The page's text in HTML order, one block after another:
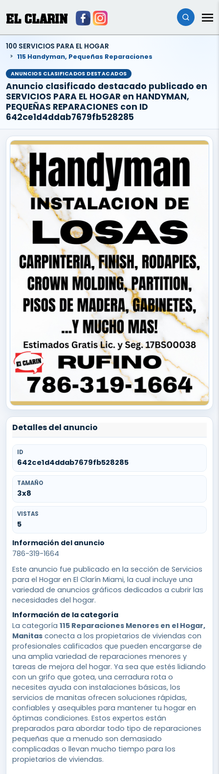
EL CLARIN
100 SERVICIOS PARA EL HOGAR
115 Handyman, Pequeñas Reparaciones
ANUNCIOS CLASIFICADOS DESTACADOS
Anuncio clasificado destacado publicado en
SERVICIOS PARA EL HOGAR en HANDYMAN,
PEQUEÑAS REPARACIONES con ID
642ce1d4ddab7679fb528285
Detalles del anuncio
ID
642ce1d4ddab7679fb528285
TAMAÑO
3x8
VISTAS
5
Información del anuncio
786-319-1664
Este anuncio fue publicado en la sección de Servicios
para el Hogar en El Clarín Miami, la cual incluye una
variedad de anuncios gráficos dedicados a cubrir las
necesidades del hogar.
Información de la categoría
La categoría 115 Reparaciones Menores en el Hogar,
Manitas conecta a los propietarios de viviendas con
profesionales calificados que pueden encargarse de
una amplia variedad de reparaciones menores y
tareas de mejora del hogar. Ya sea que estés lidiando
con un grifo que gotea, una cerradura rota o
necesites ayuda con instalaciones básicas, los
servicios de manitas ofrecen soluciones rápidas,
confiables y asequibles para mantener tu hogar en
óptimas condiciones. Estos expertos están
preparados para abordar todo tipo de reparaciones
pequeñas que a menudo son demasiado
complicadas o llevan mucho tiempo para los
propietarios de viviendas.